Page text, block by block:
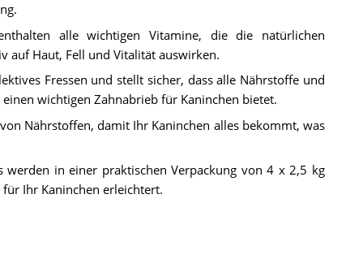
alle wichtigen Vitamine, die die natürlichen
auf Haut, Fell und Vitalität auswirken.
Fressen und stellt sicher, dass alle Nährstoffe und
wichtigen Zahnabrieb für Kaninchen bietet.
Nährstoffen, damit Ihr Kaninchen alles bekommt, was
werden in einer praktischen Verpackung von 4 x 2,5 kg
Ihr Kaninchen erleichtert.